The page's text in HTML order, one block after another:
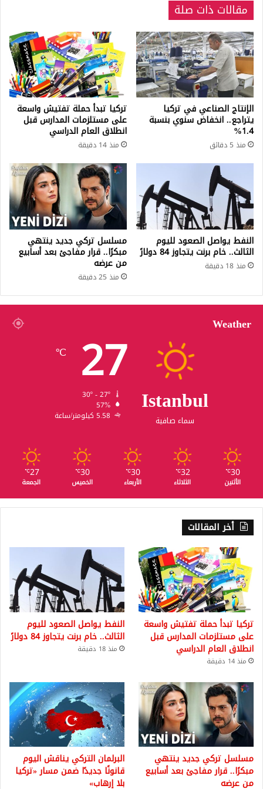
وسعر
نصف
وربع
ليرة
الذهب
مقالات ذات صلة
الإنتاج الصناعي في تركيا
يتراجع.. انخفاض سنوي بنسبة
1.4%
منذ 5 دقائق
تركيا تبدأ حملة تفتيش واسعة
على مستلزمات المدارس قبل
انطلاق العام الدراسي
منذ 14 دقيقة
النفط يواصل الصعود لليوم
الثالث.. خام برنت يتجاوز 84 دولارً
منذ 18 دقيقة
مسلسل تركي جديد ينتهي
مبكرًا.. قرار مفاجئ بعد أسابيع
من عرضه
منذ 25 دقيقة
Weather
Istanbul
سماء صافية
27
℃
57%
5.58 كيلومتر/ساعة
30
℃
الأثنين
32
℃
الثلاثاء
30
℃
الأربعاء
30
℃
الخميس
27
℃
الجمعة
أخر المقالات
تركيا تبدأ حملة تفتيش واسعة
على مستلزمات المدارس قبل
انطلاق العام الدراسي
منذ 14 دقيقة
النفط يواصل الصعود لليوم
الثالث.. خام برنت يتجاوز 84 دولارً
منذ 18 دقيقة
مسلسل تركي جديد ينتهي
مبكرًا.. قرار مفاجئ بعد أسابيع
من عرضه
البرلمان التركي يناقش اليوم
قانونًا جديدًا ضمن مسار «تركيا
بلا إرهاب»